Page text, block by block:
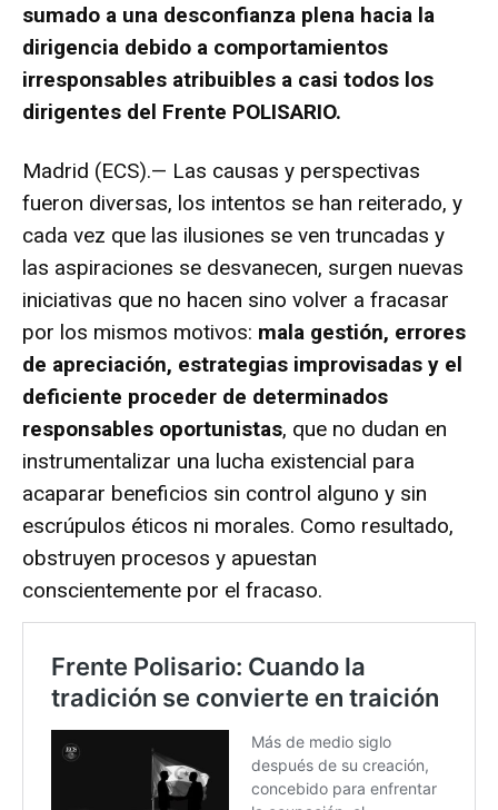
sumado a una desconfianza plena hacia la
dirigencia debido a comportamientos
irresponsables atribuibles a casi todos los
dirigentes del Frente POLISARIO.
Madrid (ECS).— Las causas y perspectivas
fueron diversas, los intentos se han reiterado, y
cada vez que las ilusiones se ven truncadas y
las aspiraciones se desvanecen, surgen nuevas
iniciativas que no hacen sino volver a fracasar
por los mismos motivos: mala gestión, errores
de apreciación, estrategias improvisadas y el
deficiente proceder de determinados
responsables oportunistas, que no dudan en
instrumentalizar una lucha existencial para
acaparar beneficios sin control alguno y sin
escrúpulos éticos ni morales. Como resultado,
obstruyen procesos y apuestan
conscientemente por el fracaso.